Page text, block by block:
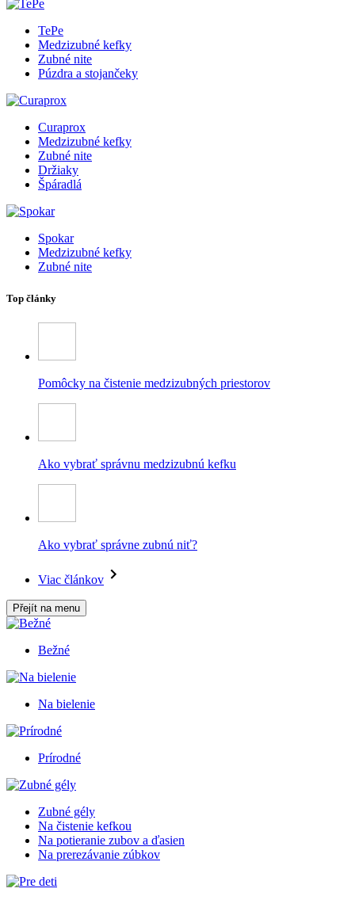
TePe
Medzizubné kefky
Zubné nite
Púzdra a stojančeky
Curaprox
Medzizubné kefky
Zubné nite
Držiaky
Špáradlá
Spokar
Medzizubné kefky
Zubné nite
Top články
Pomôcky na čistenie medzizubných priestorov
Ako vybrať správnu medzizubnú kefku
Ako vybrať správne zubnú niť?
Viac článkov
Přejít na menu
Bežné
Na bielenie
Prírodné
Zubné gély
Na čistenie kefkou
Na potieranie zubov a ďasien
Na prerezávanie zúbkov